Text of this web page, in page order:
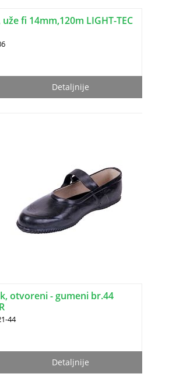
uže fi 14mm,120m LIGHT-TEC
Detaljnije
otvoreni - gumeni br.44
44
Detaljnije